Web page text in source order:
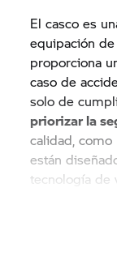
El casco es
equipación
proporciona
caso de
solo de
priorizar la
calidad,
están
tecnología de